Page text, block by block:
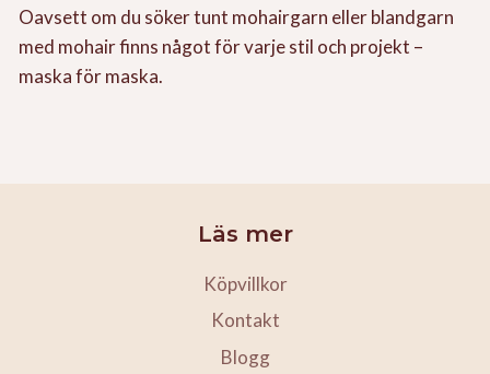
Oavsett om du söker tunt mohairgarn eller blandgarn
med mohair finns något för varje stil och projekt –
maska för maska.
Läs mer
Köpvillkor
Kontakt
Blogg